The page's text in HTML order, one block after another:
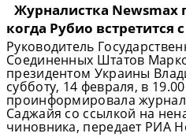
Журналистка
когда Рубио встретится
Руководитель
Соединенных Штатов
президентом Украины
субботу, 14 февраля, в
проинформировала
Саджайя со ссылкой на
чиновника, передает РИА